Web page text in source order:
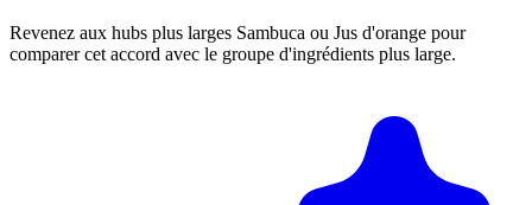
Revenez aux hubs plus larges Sambuca ou Jus d'orange pour
comparer cet accord avec le groupe d'ingrédients plus large.